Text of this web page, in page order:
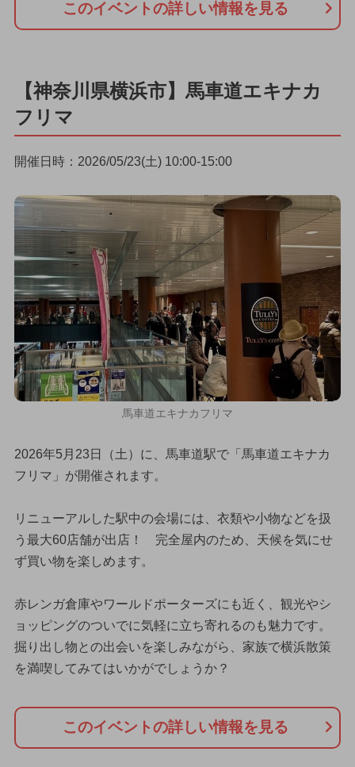
このイベントの詳しい情報を見る
【神奈川県横浜市】馬車道エキナカ
フリマ
開催日時：2026/05/23(土) 10:00-15:00
馬車道エキナカフリマ
2026年5月23日（土）に、馬車道駅で「馬車道エキナカ
フリマ」が開催されます。
リニューアルした駅中の会場には、衣類や小物などを扱
う最大60店舗が出店！ 完全屋内のため、天候を気にせ
ず買い物を楽しめます。
赤レンガ倉庫やワールドポーターズにも近く、観光やシ
ョッピングのついでに気軽に立ち寄れるのも魅力です。
掘り出し物との出会いを楽しみながら、家族で横浜散策
を満喫してみてはいかがでしょうか？
このイベントの詳しい情報を見る